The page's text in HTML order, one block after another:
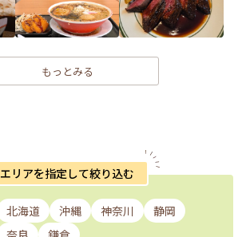
もっとみる
エリアを指定して絞り込む
北海道 沖縄 神奈川
静岡